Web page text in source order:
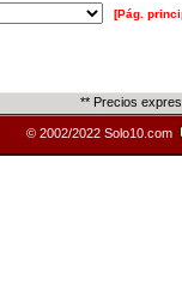
[Pág.
** Precios
© 2002/2022 Solo10.com